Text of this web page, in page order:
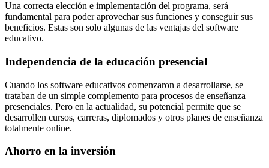
Una correcta elección e implementación del programa, será
fundamental para poder aprovechar sus funciones y conseguir sus
beneficios. Estas son solo algunas de las ventajas del software
educativo.
Independencia de la educación presencial
Cuando los software educativos comenzaron a desarrollarse, se
trataban de un simple complemento para procesos de enseñanza
presenciales. Pero en la actualidad, su potencial permite que se
desarrollen cursos, carreras, diplomados y otros planes de enseñanza
totalmente online.
Ahorro en la inversión